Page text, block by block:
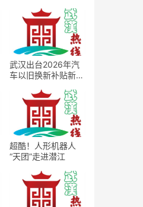
武汉出台2026年汽
车以旧换新补贴新
撬动车市消费扩容
超酷！人形机器人
“天团”走进潜江